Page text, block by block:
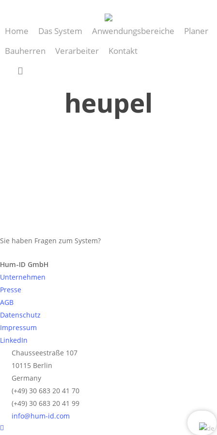
main
Home Das System Anwendungsbereiche
Planer
Bauherren
Verarbeiter Kontakt
heupel
Sie haben Fragen zum System?
Hum-ID GmbH
Unternehmen
Presse
AGB
Datenschutz
Impressum
LinkedIn
Chausseestraße 107
10115 Berlin
Germany
(+49) 30 683 20 41 70
(+49) 30 683 20 41 99
info@hum-id.com